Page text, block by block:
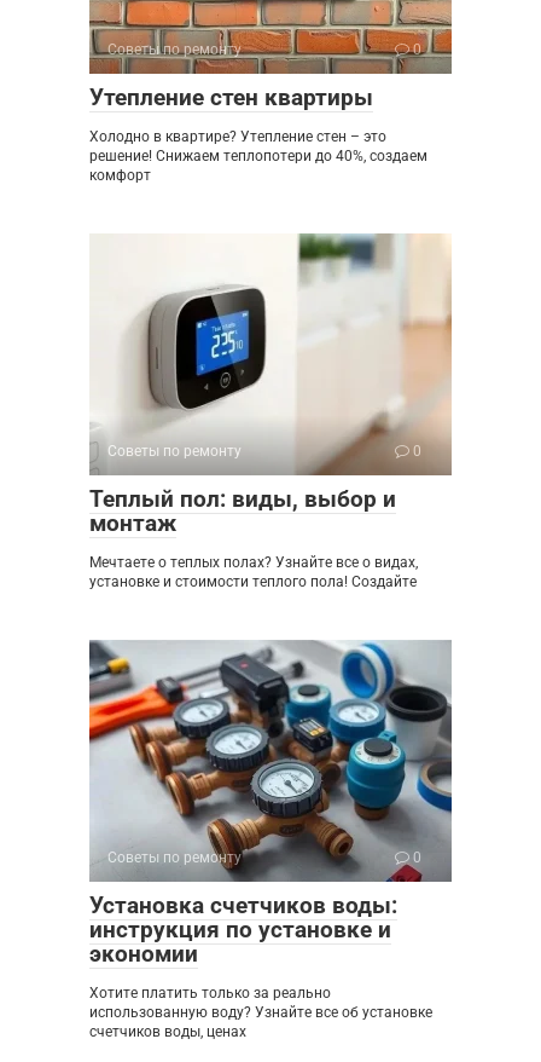
Советы по ремонту 0
Утепление стен квартиры
Холодно в квартире? Утепление стен – это
решение! Снижаем теплопотери до 40%, создаем
комфорт
Советы по ремонту 0
Теплый пол: виды, выбор и
монтаж
Мечтаете о теплых полах? Узнайте все о видах,
установке и стоимости теплого пола! Создайте
Советы по ремонту 0
Установка счетчиков воды:
инструкция по установке и
экономии
Хотите платить только за реально
использованную воду? Узнайте все об установке
счетчиков воды, ценах